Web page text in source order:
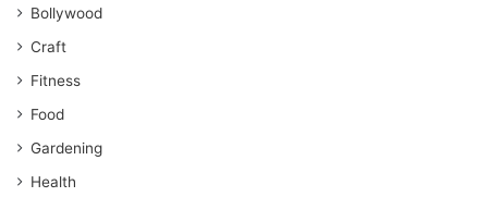
Bollywood
Craft
Fitness
Food
Gardening
Health